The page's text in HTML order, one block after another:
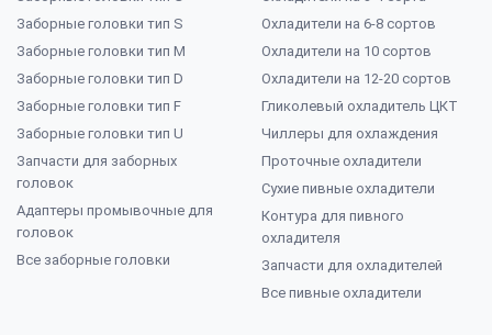
Заборные головки тип S
Заборные головки тип M
Заборные головки тип D
Заборные головки тип F
Заборные головки тип U
Запчасти для заборных
головок
Адаптеры промывочные для
головок
Все заборные головки
Охладители на 6-8 сортов
Охладители на 10 сортов
Охладители на 12-20 сортов
Гликолевый охладитель ЦКТ
Чиллеры для охлаждения
Проточные охладители
Сухие пивные охладители
Контура для пивного
охладителя
Запчасти для охладителей
Все пивные охладители